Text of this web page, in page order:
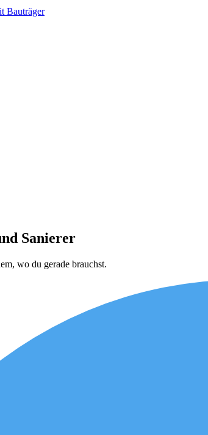
Bauträger
Sanierer
wo du gerade brauchst.